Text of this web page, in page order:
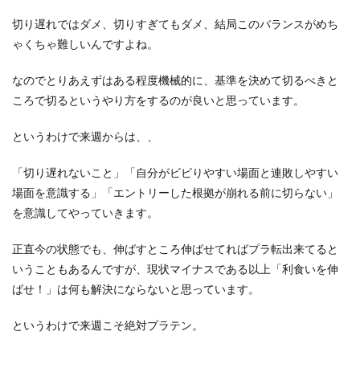
切り遅れではダメ、切りすぎてもダメ、結局このバランスがめち
ゃくちゃ難しいんですよね。
なのでとりあえずはある程度機械的に、基準を決めて切るべきと
ころで切るというやり方をするのが良いと思っています。
というわけで来週からは、、
「切り遅れないこと」「自分がビビりやすい場面と連敗しやすい
場面を意識する」「エントリーした根拠が崩れる前に切らない」
を意識してやっていきます。
正直今の状態でも、伸ばすところ伸ばせてればプラ転出来てると
いうこともあるんですが、現状マイナスである以上「利食いを伸
ばせ！」は何も解決にならないと思っています。
というわけで来週こそ絶対プラテン。